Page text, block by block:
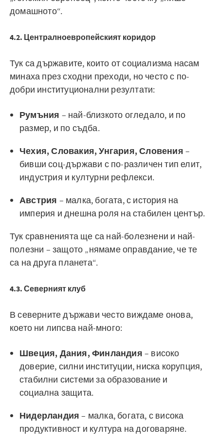
домашното“.
4.2. Централноевропейският коридор
Тук са държавите, които от социализма насам
минаха през сходни преходи, но често с по-
добри институционални резултати:
Румъния – най-близкото огледало, и по
размер, и по съдба.
Чехия, Словакия, Унгария, Словения –
бивши соц-държави с по-различен тип елит,
индустрия и културни рефлекси.
Австрия – малка, богата, с история на
империя и днешна роля на стабилен център.
Тук сравненията ще са най-болезнени и най-
полезни – защото „нямаме оправдание, че те
са на друга планета“.
4.3. Северният клуб
В северните държави често виждаме онова,
което ни липсва най-много:
Швеция, Дания, Финландия – високо
доверие, силни институции, ниска корупция,
стабилни системи за образование и
социална защита.
Нидерландия – малка, богата, с висока
продуктивност и култура на договаряне.